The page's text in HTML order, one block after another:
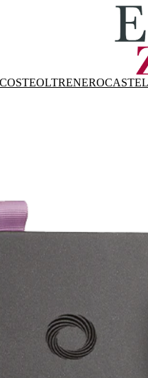
OLTRENERO